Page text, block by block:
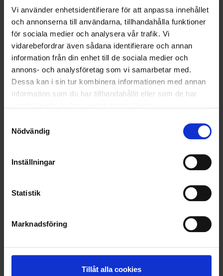
Vi använder enhetsidentifierare för att anpassa innehållet
och annonserna till användarna, tillhandahålla funktioner
för sociala medier och analysera vår trafik. Vi
vidarebefordrar även sådana identifierare och annan
information från din enhet till de sociala medier och
annons- och analysföretag som vi samarbetar med.
Dessa kan i sin tur kombinera informationen med annan
information som du har tillhandahållit eller som de har
Nödvändig
Inställningar
Statistik
Marknadsföring
Tillåt alla cookies
< 1 2 >
Nyheter
ALLA
LANDSKRONA
OHLSSONS REGION SYD
OHLSSONS REGION VÄST